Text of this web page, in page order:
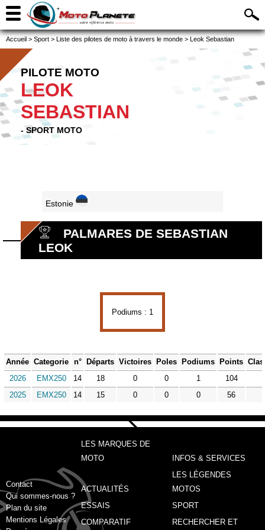
Accueil > Sport > Liste des pilotes de moto à travers le monde > Leok Sebastian
PILOTE MOTO
LEOK
SEBASTIAN
- SPORT MOTO
Estonie
PALMARES DE SEBASTIAN
LEOK
Podiums : 1
Année Categorie n° Départs Victoires Poles Podiums Points
2026
EMX250 14 18 0 0 1
104
2025
EMX250 14 15 0 0 0 56
Contact
Qui sommes-nous ?
Plan du site
Mentions Légales
LES MARQUES DE
MOTO
INFOS & SERVICES
ACTUALITÉS
LES LÉGENDES
MOTOS
ESSAIS
SPORT
COMPARATIF
RECHERCHER ET